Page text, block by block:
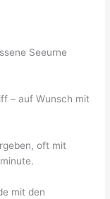
Seeurne
– auf Wunsch mit
oft mit
mit den